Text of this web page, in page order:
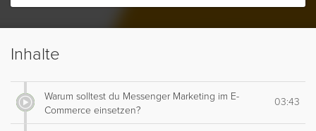
Inhalte
Warum solltest du Messenger Marketing im E-
Commerce einsetzen?
03:43